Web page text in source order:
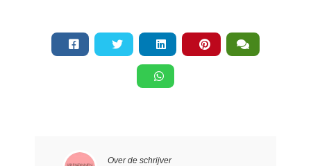
Over de schrijver